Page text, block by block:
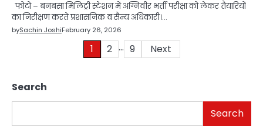
फोटो – बनबसा मिलिट्री स्टेशन में अग्निवीर भर्ती परीक्षा को लेकर तैयारियों
का निरीक्षण करते प्रशासनिक व सैन्य अधिकारी।…
bySachin JoshiFebruary 26, 2026
1 2 … 9 Next
Search
Search